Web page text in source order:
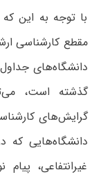
با توجه به این
مقطع کارشناسی
دانشگاه‌های
گذشته است،
گرایش‌های
دانشگاه‌هایی که
غیرانتفاعی،